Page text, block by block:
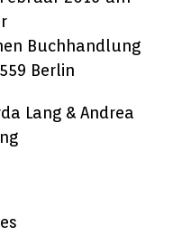
Buchhandlung
Berlin
Lang & Andrea